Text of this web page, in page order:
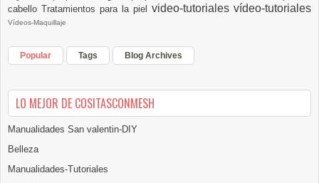
cabello Tratamientos para la piel video-tutoriales vídeo-tutoriales
Vídeos-Maquillaje
Popular Tags Blog Archives
LO MEJOR DE COSITASCONMESH
Manualidades San valentin-DIY
Belleza
Manualidades-Tutoriales